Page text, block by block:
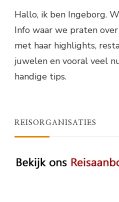
Hallo, ik ben Ingeborg.
Info waar we praten
met haar highlights,
juwelen en vooral veel
handige tips.
REISORGANISATIES